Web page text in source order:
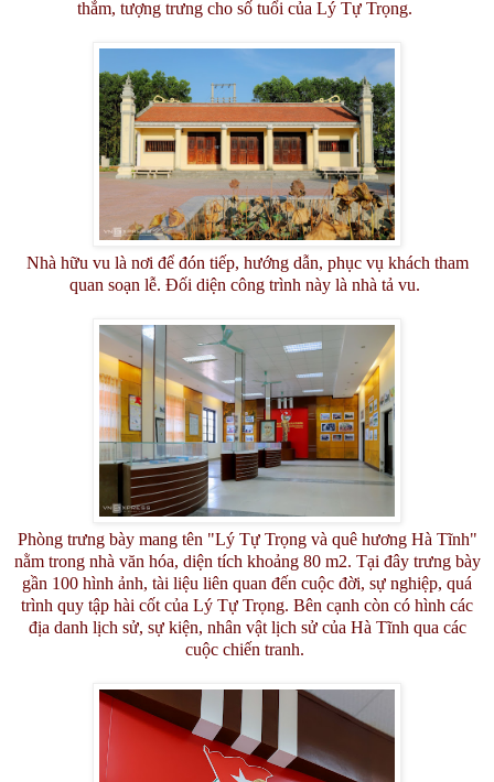
thắm, tượng trưng cho số tuổi của Lý Tự Trọng.
Nhà hữu vu là nơi để đón tiếp, hướng dẫn, phục vụ khách tham
quan soạn lễ. Đối diện công trình này là nhà tả vu.
Phòng trưng bày mang tên "Lý Tự Trọng và quê hương Hà Tĩnh"
nằm trong nhà văn hóa, diện tích khoảng 80 m2. Tại đây trưng bày
gần 100 hình ảnh, tài liệu liên quan đến cuộc đời, sự nghiệp, quá
trình quy tập hài cốt của Lý Tự Trọng. Bên cạnh còn có hình các
địa danh lịch sử, sự kiện, nhân vật lịch sử của Hà Tĩnh qua các
cuộc chiến tranh.